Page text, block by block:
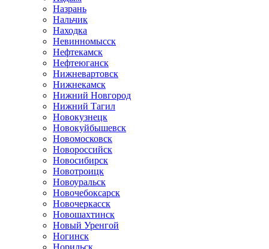
Назрань
Нальчик
Находка
Невинномысск
Нефтекамск
Нефтеюганск
Нижневартовск
Нижнекамск
Нижний Новгород
Нижний Тагил
Новокузнецк
Новокуйбышевск
Новомосковск
Новороссийск
Новосибирск
Новотроицк
Новоуральск
Новочебоксарск
Новочеркасск
Новошахтинск
Новый Уренгой
Ногинск
Норильск